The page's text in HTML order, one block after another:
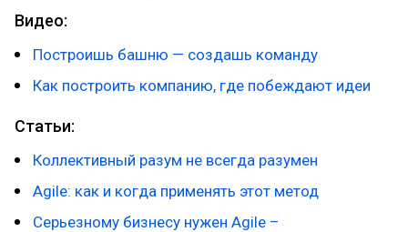
Видео:
Построишь башню — создашь команду
Как построить компанию, где побеждают идеи
Статьи:
Коллективный разум не всегда разумен
Agile: как и когда применять этот метод
Серьезному бизнесу нужен Agile –